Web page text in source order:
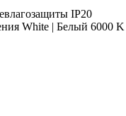
IP20
White | Белый 6000 K